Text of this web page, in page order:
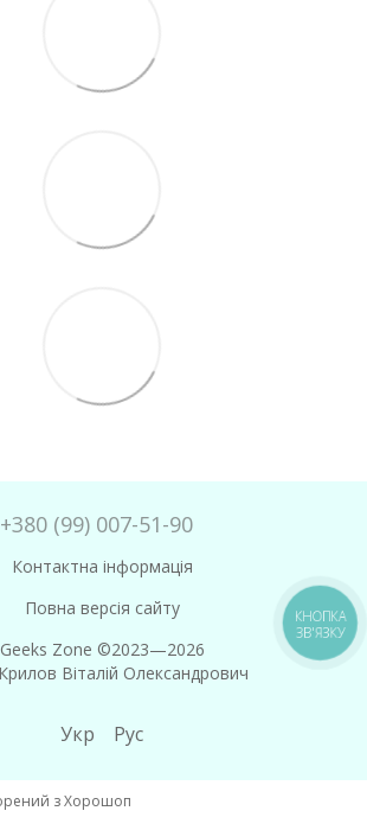
+380 (99) 007-51-90
Контактна інформація
Повна версія сайту
Geeks Zone ©2023—2026
Віталій Олександрович
Укр Рус
з Хорошоп
КНОПКА
ЗВ'ЯЗКУ